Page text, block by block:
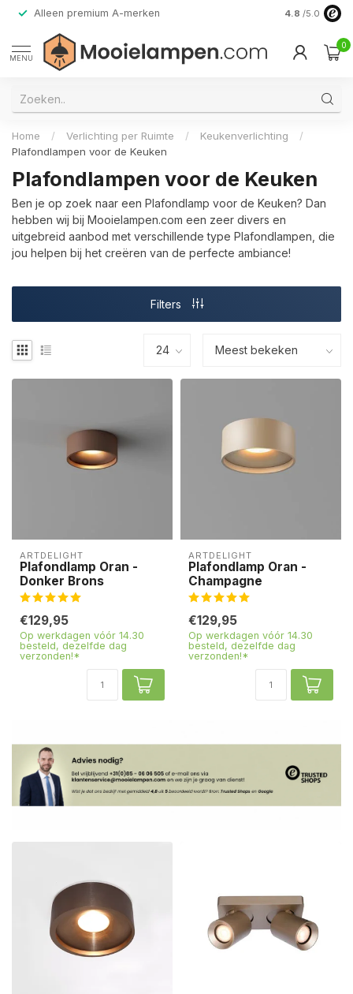
Alleen premium A-merken 4.8 /5.0
MENU
0
Home / Verlichting per Ruimte / Keukenverlichting
/
Plafondlampen voor de Keuken
Plafondlampen voor de Keuken
Ben je op zoek naar een Plafondlamp voor de Keuken? Dan
hebben wij bij Mooielampen.com een zeer divers en
uitgebreid aanbod met verschillende type Plafondlampen, die
jou helpen bij het creëren van de perfecte ambiance!
Filters
ARTDELIGHT
Plafondlamp Oran -
Donker Brons
€129,95
Op werkdagen vóór 14.30
besteld, dezelfde dag
verzonden!*
ARTDELIGHT
Plafondlamp Oran -
Champagne
€129,95
Op werkdagen vóór 14.30
besteld, dezelfde dag
verzonden!*